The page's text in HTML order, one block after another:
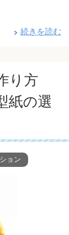
続きを読む
り方
紙の選
ョン